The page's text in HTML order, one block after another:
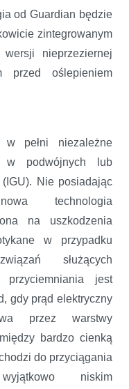
od Guardian będzie
zintegrowanym
nieprzeziernej
przed oślepieniem
pełni niezależne
w podwójnych lub
Nie posiadając
technologia
na uszkodzenia
w przypadku
służących
przyciemniania jest
gdy prąd elektryczny
przez warstwy
bardzo cienką
do przyciągania
niskim